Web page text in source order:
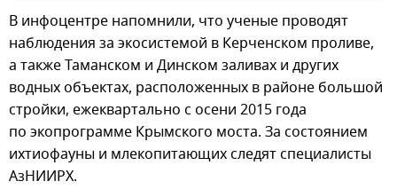
В инфоцентре напомнили, что ученые проводят
наблюдения за экосистемой в Керченском проливе,
а также Таманском и Динском заливах и других
водных объектах, расположенных в районе большой
стройки, ежеквартально с осени 2015 года
по экопрограмме Крымского моста. За состоянием
ихтиофауны и млекопитающих следят специалисты
АзНИИРХ.